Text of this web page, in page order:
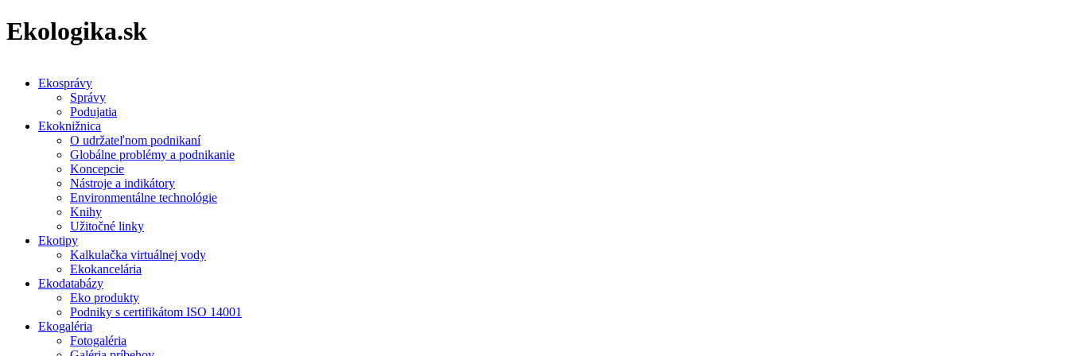
Ekologika.sk
Ekosprávy
Správy
Podujatia
Ekoknižnica
O udržateľnom podnikaní
Globálne problémy a podnikanie
Koncepcie
Nástroje a indikátory
Environmentálne technológie
Knihy
Užitočné linky
Ekotipy
Kalkulačka virtuálnej vody
Ekokancelária
Ekodatabázy
Eko produkty
Podniky s certifikátom ISO 14001
Ekogaléria
Fotogaléria